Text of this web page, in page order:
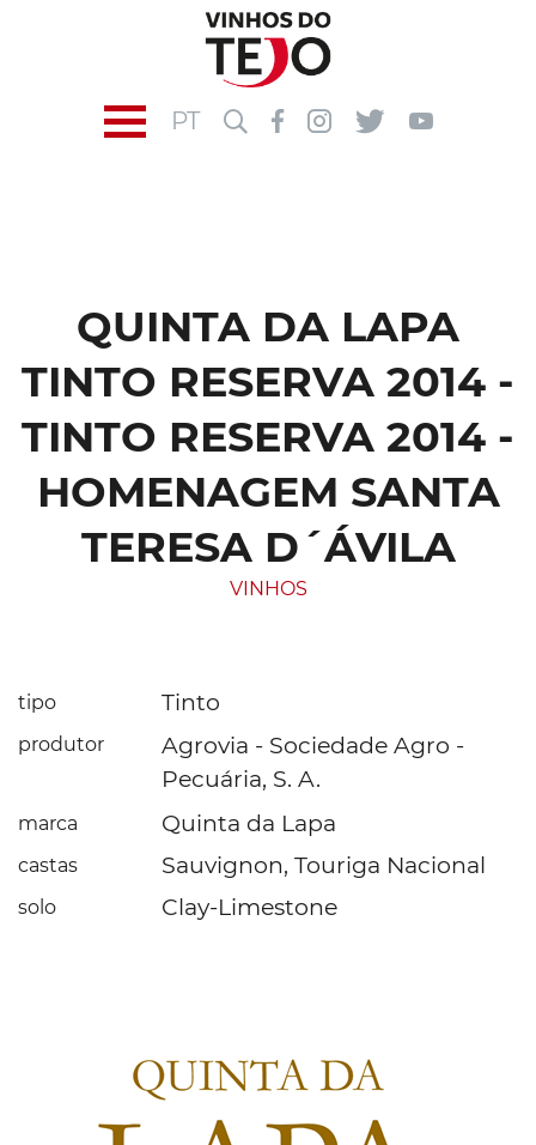
PT
QUINTA DA LAPA
TINTO RESERVA 2014 -
TINTO RESERVA 2014 -
HOMENAGEM SANTA
TERESA D´ÁVILA
VINHOS
tipo Tinto
produtor
Agrovia - Sociedade Agro -
Pecuária, S. A.
marca Quinta da Lapa
castas Sauvignon, Touriga Nacional
solo Clay-Limestone